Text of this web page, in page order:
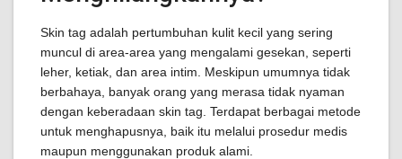
Skin tag adalah pertumbuhan kulit kecil yang sering
muncul di area-area yang mengalami gesekan, seperti
leher, ketiak, dan area intim. Meskipun umumnya tidak
berbahaya, banyak orang yang merasa tidak nyaman
dengan keberadaan skin tag. Terdapat berbagai metode
untuk menghapusnya, baik itu melalui prosedur medis
maupun menggunakan produk alami.